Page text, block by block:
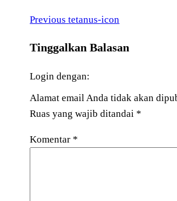
Navigasi
pos
Previous
Previous tetanus-icon
Tinggalkan Balasan
Login dengan:
Alamat email Anda tidak akan
Ruas yang wajib ditandai *
Komentar *